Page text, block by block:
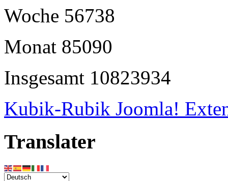
Woche 56738
Monat 85090
Insgesamt 10823934
Kubik-Rubik Joomla!
Translater